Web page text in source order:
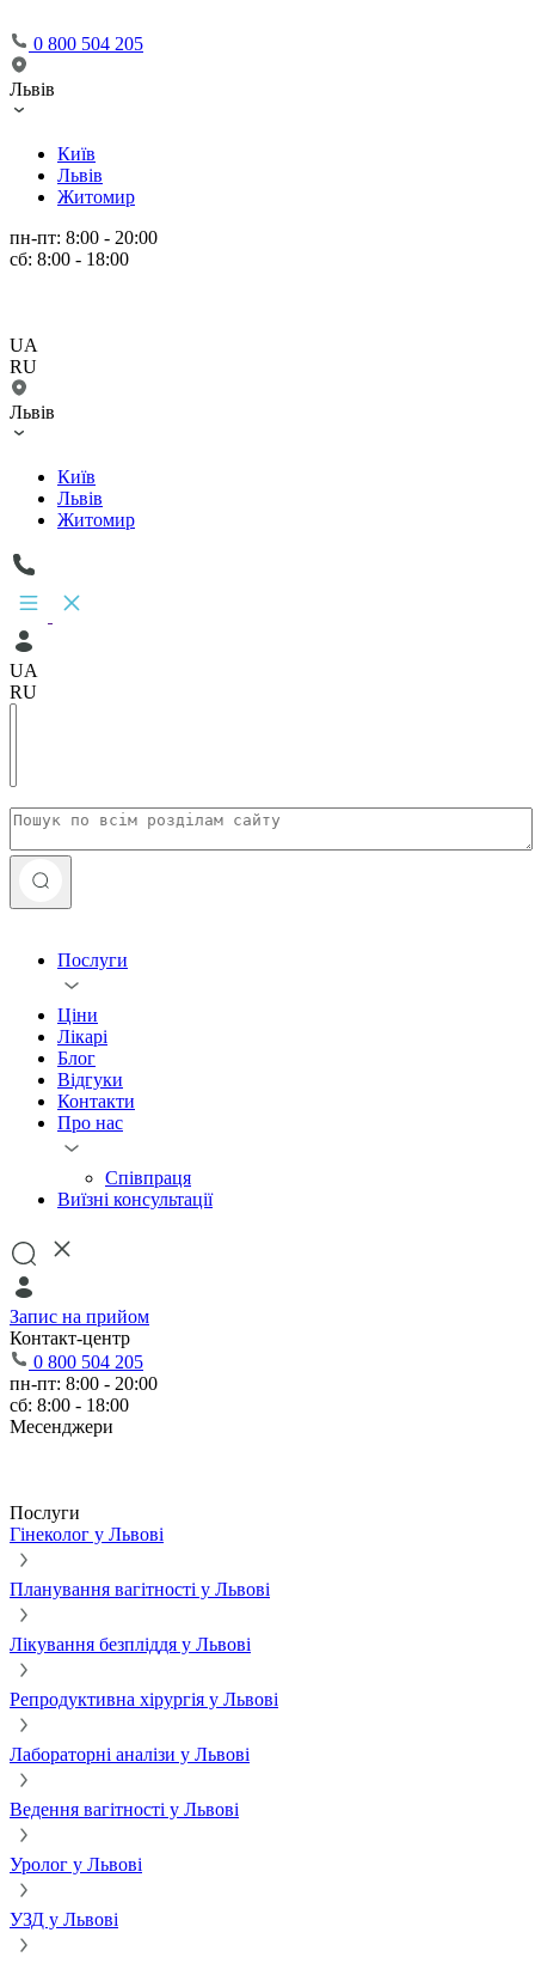
0 800 504 205
Львів
Київ
Львів
Житомир
пн-пт: 8:00 - 20:00
сб: 8:00 - 18:00
UA
RU
Львів
Київ
Львів
Житомир
UA
RU
Послуги
Ціни
Лікарі
Блог
Відгуки
Контакти
Про нас
Співпраця
Виїзні консультації
Запис на прийом
Контакт-центр
0 800 504 205
пн-пт: 8:00 - 20:00
сб: 8:00 - 18:00
Месенджери
Послуги
Гінеколог у Львові
Планування вагітності у Львові
Лікування безпліддя у Львові
Репродуктивна хірургія у Львові
Лабораторні аналізи у Львові
Ведення вагітності у Львові
Уролог у Львові
УЗД у Львові